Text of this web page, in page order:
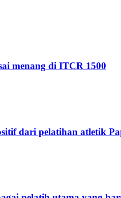
menang di ITCR 1500
dari pelatihan atletik